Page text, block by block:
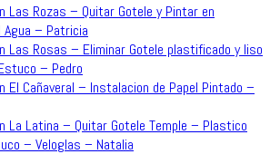
Las Rozas – Quitar Gotele y Pintar en
– Patricia
Las Rosas – Eliminar Gotele plastificado y liso
– Pedro
El Cañaveral – Instalacion de Papel Pintado –
La Latina – Quitar Gotele Temple – Plastico
– Veloglas – Natalia